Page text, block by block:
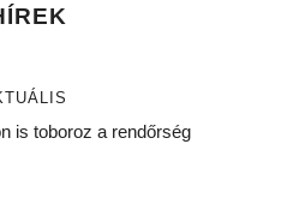
is toboroz a rendőrség